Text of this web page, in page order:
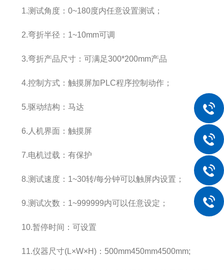
1.测试角度：0~180度内任意设置测试；
2.弯折半径：1~10mm可调
3.弯折产品尺寸：可满足300*200mm产品
4.控制方式：触摸屏加PLC程序控制动作；
5.驱动结构：马达
6.人机界面：触摸屏
7.电机过载：有保护
8.测试速度：1~30转/每分钟可以触屏内设置；
9.测试次数：1~999999内可以任意设定；
10.暂停时间：可设置
11.仪器尺寸(L×W×H)：500mm450mm4500mm;